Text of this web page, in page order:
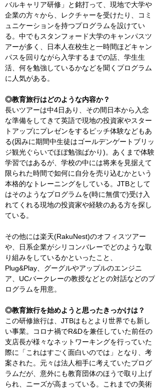
バルキャリア研修」と銘打って、現地で大学や
企業の方々から、レクチャーを受けたり、コミ
ュニケーションを持つプログラムを設けてい
る。中でもスタンフォード大学のキャンパスツ
アーが多く、日本人在校生と一時間ほどキャン
パスを回りながら入学するまでの話、学生生
活、何を勉強しているかなどを聞くプログラム
に人気がある。
◎教育旅行はどのような内容か？
長いツアーは中4日あり、その間日本から入念
な準備をしてきて英語で現地の投資家やスター
トアップにプレゼンをするピッチ体験などもあ
る(因みに期間中生徒はゴールデンゲートブリッ
ジ観光ぐらいでほぼ勉強ばかり)。あくまで体験
学習ではあるが、学校の中には将来を見据えて
限られた時間で如何に自分を売り込むかという
本格的なトレーニングをしている。JTBとして
はそのようなプログラムを(時に無償で)受け入
れてくれる現地の投資家や経験のある方を探し
ている。
その他には楽天(RakuNest)のオフィスツアー
や、日系企業がシリコンバレーでどのような取
り組みをしているかといったこと、
Plug&Play、グーグルやアップルのエンジニ
ア、UCバークレーの教授などとの対話などのプ
ログラムを用意。
◎教育旅行を始めようと思ったきっかけは？
この研修旅行は、JTBはもとより世界でも新し
い事業。コロナ禍でR&Dを兼任していた前任の
支店長が様々なネットワーキングを行っていた
際に「これはすごく面白いのでは」となり、考
案された。元々は法人相手に考えていたプログ
ラムだが、意外にも教育団体のほうで取り上げ
られ、ニーズが高まっている。これまでの美術